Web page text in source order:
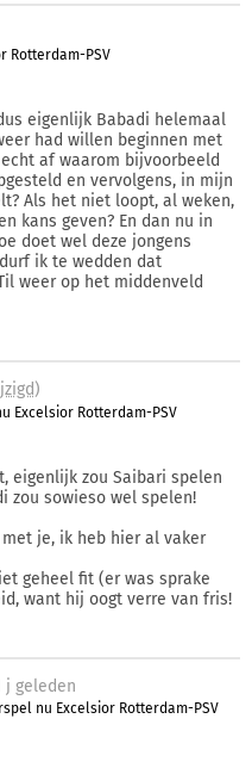
Rotterdam-PSV
eigenlijk Babadi helemaal
had willen beginnen met
af waarom bijvoorbeeld
en vervolgens, in mijn
Als het niet loopt, al weken,
kans geven? En dan nu in
doet wel deze jongens
ik te wedden dat
weer op het middenveld
)
Excelsior Rotterdam-PSV
eigenlijk zou Saibari spelen
zou sowieso wel spelen!
je, ik heb hier al vaker
geheel fit (er was sprake
want hij oogt verre van fris!
j geleden
nu Excelsior Rotterdam-PSV